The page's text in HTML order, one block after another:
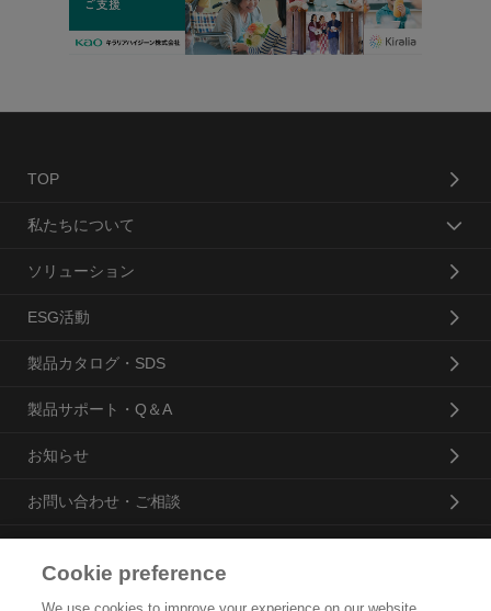
TOP
私たちについて
ソリューション
ESG活動
製品カタログ・SDS
製品サポート・Q＆A
お知らせ
お問い合わせ・ご相談
Cookie preference